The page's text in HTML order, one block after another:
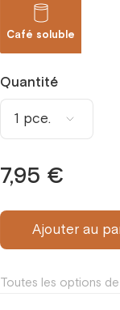
Café soluble
Quantité
1 pce.
3 pce.
5 pce.
7,95 €
Ajouter au
Toutes les options